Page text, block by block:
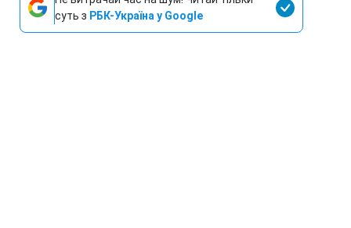
суть з РБК-Україна у Google